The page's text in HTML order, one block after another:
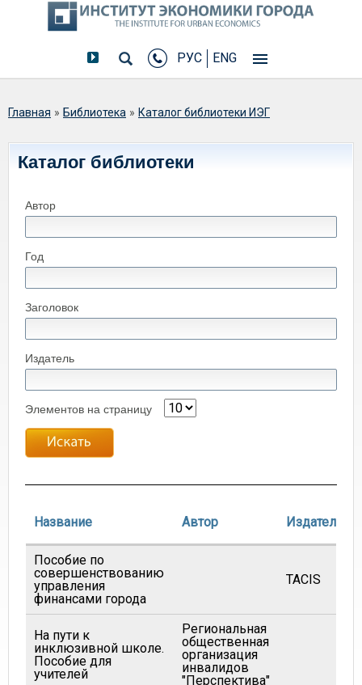
РУС ENG
Вы здесь
Главная » Библиотека » Каталог библиотеки ИЭГ
Каталог библиотеки
Автор
Год
Заголовок
Издатель
Элементов на страницу
Название Автор Издатель
Пособие по
совершенствованию
управления
финансами города
TACIS
На пути к
инклюзивной школе.
Пособие для
учителей
Региональная
общественная
организация
инвалидов
"Перспектива"